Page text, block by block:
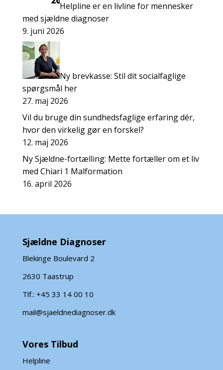
Helpline er en livline for mennesker
med sjældne diagnoser
9. juni 2026
Ny brevkasse: Stil dit socialfaglige
spørgsmål her
27. maj 2026
Vil du bruge din sundhedsfaglige erfaring dér,
hvor den virkelig gør en forskel?
12. maj 2026
Ny Sjældne-fortælling: Mette fortæller om et liv
med Chiari 1 Malformation
16. april 2026
Sjældne Diagnoser
Blekinge Boulevard 2
2630 Taastrup
Tlf.: +45 33 14 00 10
mail@sjaeldnediagnoser.dk
Vores Tilbud
Helpline